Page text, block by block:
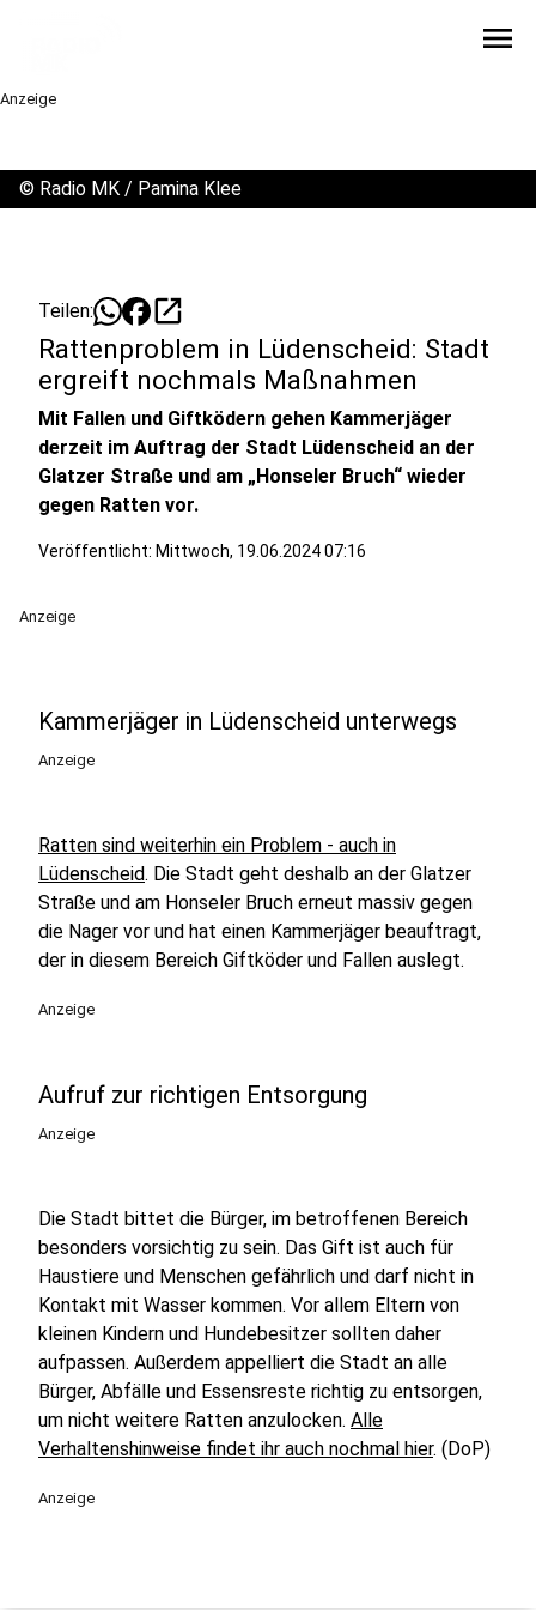
menu
Anzeige
© Radio MK / Pamina Klee
Teilen: open_in_new
Rattenproblem in Lüdenscheid: Stadt
ergreift nochmals Maßnahmen
Mit Fallen und Giftködern gehen Kammerjäger
derzeit im Auftrag der Stadt Lüdenscheid an der
Glatzer Straße und am „Honseler Bruch“ wieder
gegen Ratten vor.
Veröffentlicht: Mittwoch, 19.06.2024 07:16
Anzeige
Kammerjäger in Lüdenscheid unterwegs
Anzeige
Ratten sind weiterhin ein Problem - auch in
Lüdenscheid. Die Stadt geht deshalb an der Glatzer
Straße und am Honseler Bruch erneut massiv gegen
die Nager vor und hat einen Kammerjäger beauftragt,
der in diesem Bereich Giftköder und Fallen auslegt.
Anzeige
Aufruf zur richtigen Entsorgung
Anzeige
Die Stadt bittet die Bürger, im betroffenen Bereich
besonders vorsichtig zu sein. Das Gift ist auch für
Haustiere und Menschen gefährlich und darf nicht in
Kontakt mit Wasser kommen. Vor allem Eltern von
kleinen Kindern und Hundebesitzer sollten daher
aufpassen. Außerdem appelliert die Stadt an alle
Bürger, Abfälle und Essensreste richtig zu entsorgen,
um nicht weitere Ratten anzulocken. Alle
Verhaltenshinweise findet ihr auch nochmal hier. (DoP)
Anzeige